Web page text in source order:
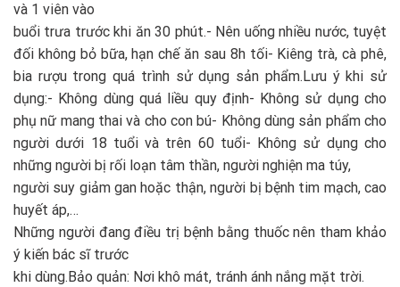
và 1 viên vào
buổi trưa trước khi ăn 30 phút.- Nên uống nhiều nước, tuyệt
đối không bỏ bữa, hạn chế ăn sau 8h tối- Kiêng trà, cà phê,
bia rượu trong quá trình sử dụng sản phẩm.Lưu ý khi sử
dụng:- Không dùng quá liều quy định- Không sử dụng cho
phụ nữ mang thai và cho con bú- Không dùng sản phẩm cho
người dưới 18 tuổi và trên 60 tuổi- Không sử dụng cho
những người bị rối loạn tâm thần, người nghiện ma túy,
người suy giảm gan hoặc thận, người bị bệnh tim mạch, cao
huyết áp,…
Những người đang điều trị bệnh bằng thuốc nên tham khảo
ý kiến bác sĩ trước
khi dùng.Bảo quản: Nơi khô mát, tránh ánh nắng mặt trời.